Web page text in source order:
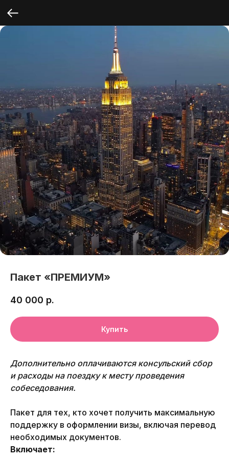
Пакет «ПРЕМИУМ»
40 000 р.
Купить
Дополнительно оплачиваются консульский сбор
и расходы на поездку к месту проведения
собеседования.
Пакет для тех, кто хочет получить максимальную
поддержку в оформлении визы, включая перевод
необходимых документов.
Включает: